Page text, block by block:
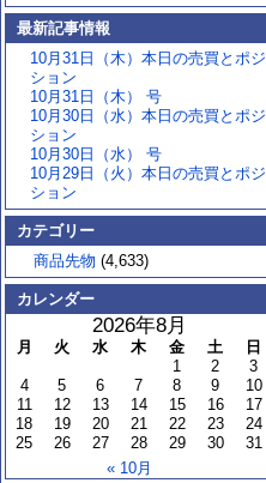
最新記事情報
10月31日（木）本日の売買とポジ
ション
10月31日（木） 号
10月30日（水）本日の売買とポジ
ション
10月30日（水） 号
10月29日（火）本日の売買とポジ
ション
カテゴリー
商品先物 (4,633)
カレンダー
2026年8月
月 火 水 木 金 土
日
1
2
3
4
5 6 7 8 9
10
11
12 13 14 15 16
17
18
19 20 21 22 23
24
25
26 27 28 29 30
31
« 10月